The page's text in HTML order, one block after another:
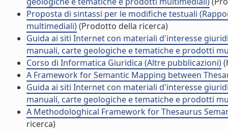
Proposta di sintassi per le modifiche testuali
multimediali)(Prodotto della ricerca)
Guida ai siti Internet con materiali d'interesse
manuali, carte geologiche e tematiche e prodotti
Corso di Informatica Giuridica (Altre pubblicazioni)
A Framework for Semantic Mapping between
Guida ai siti Internet con materiali d'interesse
manuali, carte geologiche e tematiche e prodotti
A Methodologhical Framework for Thesaurus
ricerca)